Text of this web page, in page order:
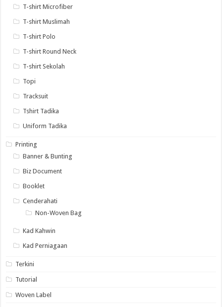
T-shirt Microfiber
T-shirt Muslimah
T-shirt Polo
T-shirt Round Neck
T-shirt Sekolah
Topi
Tracksuit
Tshirt Tadika
Uniform Tadika
Printing
Banner & Bunting
Biz Document
Booklet
Cenderahati
Non-Woven Bag
Kad Kahwin
Kad Perniagaan
Terkini
Tutorial
Woven Label